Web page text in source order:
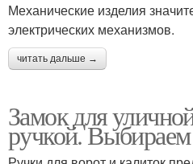
Механические изделия
электрических механизмов.
читать дальше →
Замок для
ручкой.